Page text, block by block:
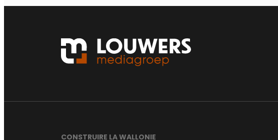
CONSTRUIRE LA WALLONIE